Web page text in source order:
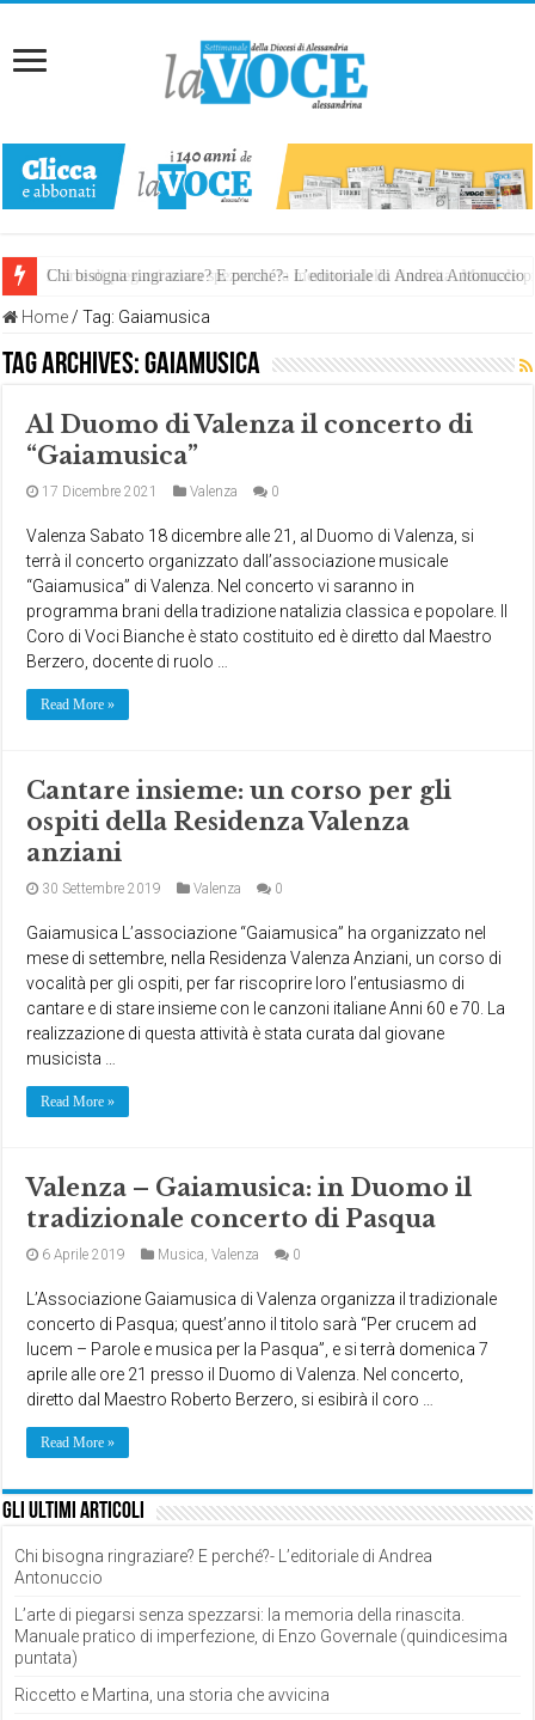
Chi bisogna ringraziare? E perché?- L’editoriale di Andrea Antonuccio
L’arte di piegarsi senza spezzarsi: la memoria della rinascita.
Home / Tag: Gaiamusica
Tag Archives:Gaiamusica
Al Duomo di Valenza il concerto di
“Gaiamusica”
17 Dicembre 2021 Valenza 0
Valenza Sabato 18 dicembre alle 21, al Duomo di Valenza, si
terrà il concerto organizzato dall’associazione musicale
“Gaiamusica” di Valenza. Nel concerto vi saranno in
programma brani della tradizione natalizia classica e popolare. Il
Coro di Voci Bianche è stato costituito ed è diretto dal Maestro
Berzero, docente di ruolo …
Read More »
Cantare insieme: un corso per gli
ospiti della Residenza Valenza
anziani
30 Settembre 2019 Valenza 0
Gaiamusica L’associazione “Gaiamusica” ha organizzato nel
mese di settembre, nella Residenza Valenza Anziani, un corso di
vocalità per gli ospiti, per far riscoprire loro l’entusiasmo di
cantare e di stare insieme con le canzoni italiane Anni 60 e 70. La
realizzazione di questa attività è stata curata dal giovane
musicista …
Read More »
Valenza – Gaiamusica: in Duomo il
tradizionale concerto di Pasqua
6 Aprile 2019 Musica,Valenza 0
L’Associazione Gaiamusica di Valenza organizza il tradizionale
concerto di Pasqua; quest’anno il titolo sarà “Per crucem ad
lucem – Parole e musica per la Pasqua”, e si terrà domenica 7
aprile alle ore 21 presso il Duomo di Valenza. Nel concerto,
diretto dal Maestro Roberto Berzero, si esibirà il coro …
Read More »
Gli ultimi articoli
Chi bisogna ringraziare? E perché?- L’editoriale di Andrea
Antonuccio
L’arte di piegarsi senza spezzarsi: la memoria della rinascita.
Manuale pratico di imperfezione, di Enzo Governale (quindicesima
puntata)
Riccetto e Martina, una storia che avvicina